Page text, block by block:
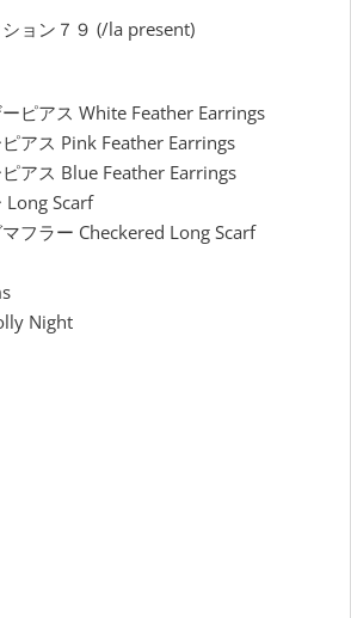
ョン７９ (/la present)
ピアス White Feather Earrings
アス Pink Feather Earrings
アス Blue Feather Earrings
Long Scarf
フラー Checkered Long Scarf
Night